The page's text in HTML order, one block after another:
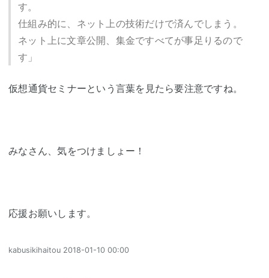
す。
仕組み的に、ネット上の技術だけで済んでしまう。
ネット上に文章公開、集金ですべてが事足りるので
す」
仮想通貨セミナーという言葉を見たら要注意ですね。
みなさん、気をつけましょー！
応援お願いします。
kabusikihaitou 2018-01-10 00:00